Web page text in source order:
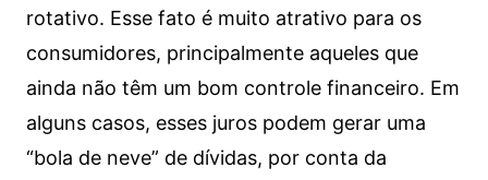
rotativo. Esse fato é muito atrativo para os
consumidores, principalmente aqueles que
ainda não têm um bom controle financeiro. Em
alguns casos, esses juros podem gerar uma
“bola de neve” de dívidas, por conta da